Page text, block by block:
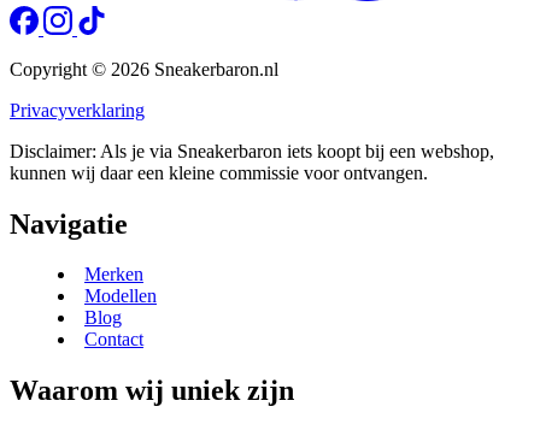
Copyright © 2026 Sneakerbaron.nl
Privacyverklaring
Disclaimer: Als je via Sneakerbaron iets koopt bij een webshop,
kunnen wij daar een kleine commissie voor ontvangen.
Navigatie
Merken
Modellen
Blog
Contact
Waarom wij uniek zijn